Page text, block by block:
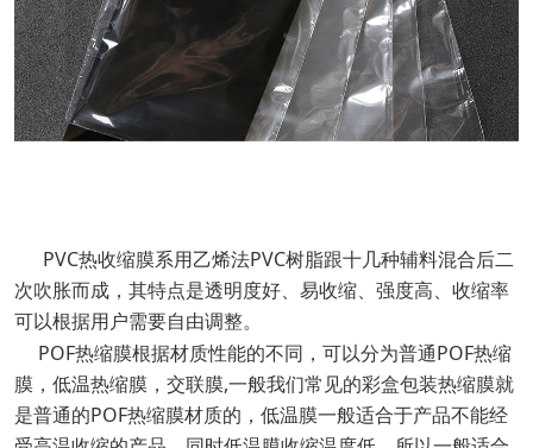
PVC热收缩膜系用乙烯法PVC树脂跟十几种辅料混合后二
次吹胀而成，其特点是透明度好、易收缩、强度高、收缩率
可以根据用户需要自由调整。
POF热缩膜根据材质性能的不同，可以分为普通POF热缩
膜，低温热缩膜，交联膜,一般我们常见的彩盒包装热缩膜就
是普通的POF热缩膜材质的，低温膜一般适合于产品不能经